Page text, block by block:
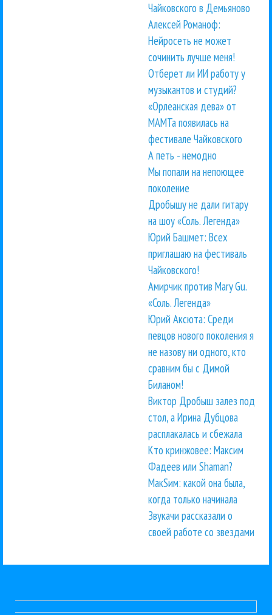
Чайковского в Демьяново
Алексей Романоф:
Нейросеть не может
сочинить лучше меня!
Отберет ли ИИ работу у
музыкантов и студий?
«Орлеанская дева» от
МАМТа появилась на
фестивале Чайковского
А петь - немодно
Мы попали на непоющее
поколение
Дробышу не дали гитару
на шоу «Соль. Легенда»
Юрий Башмет: Всех
приглашаю на фестиваль
Чайковского!
Амирчик против Mary Gu.
«Соль. Легенда»
Юрий Аксюта: Среди
певцов нового поколения я
не назову ни одного, кто
сравним бы с Димой
Биланом!
Виктор Дробыш залез под
стол, а Ирина Дубцова
расплакалась и сбежала
Кто кринжовее: Максим
Фадеев или Shaman?
МакSим: какой она была,
когда только начинала
Звукачи рассказали о
своей работе со звездами